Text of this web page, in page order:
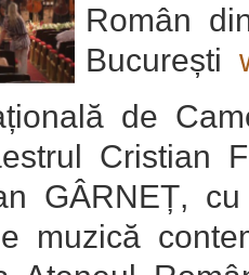
Român
București
de
Cristian
GÂRNEȚ,
muzică